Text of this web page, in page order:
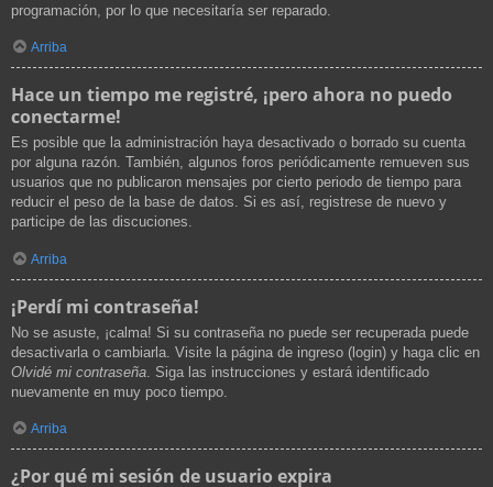
programación, por lo que necesitaría ser reparado.
Arriba
Hace un tiempo me registré, ¡pero ahora no puedo
conectarme!
Es posible que la administración haya desactivado o borrado su cuenta
por alguna razón. También, algunos foros periódicamente remueven sus
usuarios que no publicaron mensajes por cierto periodo de tiempo para
reducir el peso de la base de datos. Si es así, registrese de nuevo y
participe de las discuciones.
Arriba
¡Perdí mi contraseña!
No se asuste, ¡calma! Si su contraseña no puede ser recuperada puede
desactivarla o cambiarla. Visite la página de ingreso (login) y haga clic en
Olvidé mi contraseña . Siga las instrucciones y estará identificado
nuevamente en muy poco tiempo.
Arriba
¿Por qué mi sesión de usuario expira